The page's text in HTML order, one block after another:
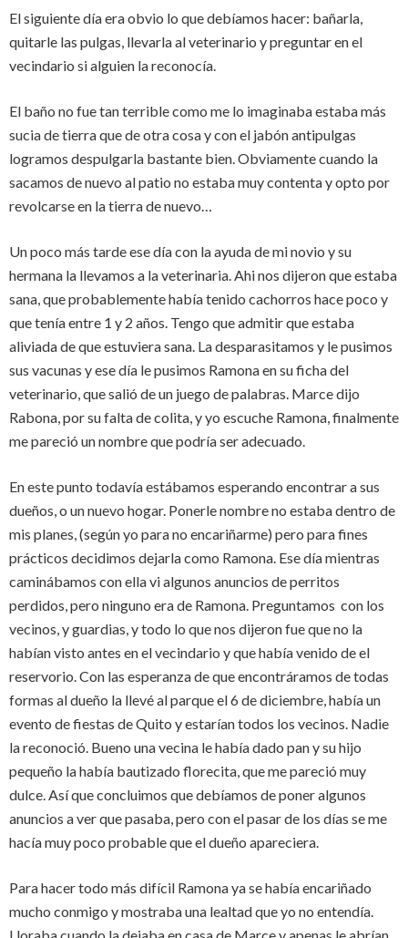
El siguiente día era obvio lo que debíamos hacer: bañarla,
quitarle las pulgas, llevarla al veterinario y preguntar en el
vecindario si alguien la reconocía.
El baño no fue tan terrible como me lo imaginaba estaba más
sucia de tierra que de otra cosa y con el jabón antipulgas
logramos despulgarla bastante bien. Obviamente cuando la
sacamos de nuevo al patio no estaba muy contenta y opto por
revolcarse en la tierra de nuevo…
Un poco más tarde ese día con la ayuda de mi novio y su
hermana la llevamos a la veterinaria. Ahi nos dijeron que estaba
sana, que probablemente había tenido cachorros hace poco y
que tenía entre 1 y 2 años. Tengo que admitir que estaba
aliviada de que estuviera sana. La desparasitamos y le pusimos
sus vacunas y ese día le pusimos Ramona en su ficha del
veterinario, que salió de un juego de palabras. Marce dijo
Rabona, por su falta de colita, y yo escuche Ramona, finalmente
me pareció un nombre que podría ser adecuado.
En este punto todavía estábamos esperando encontrar a sus
dueños, o un nuevo hogar. Ponerle nombre no estaba dentro de
mis planes, (según yo para no encariñarme) pero para fines
prácticos decidimos dejarla como Ramona. Ese día mientras
caminábamos con ella vi algunos anuncios de perritos
perdidos, pero ninguno era de Ramona. Preguntamos con los
vecinos, y guardias, y todo lo que nos dijeron fue que no la
habían visto antes en el vecindario y que había venido de el
reservorio. Con las esperanza de que encontráramos de todas
formas al dueño la llevé al parque el 6 de diciembre, había un
evento de fiestas de Quito y estarían todos los vecinos. Nadie
la reconoció. Bueno una vecina le había dado pan y su hijo
pequeño la había bautizado florecita, que me pareció muy
dulce. Así que concluimos que debíamos de poner algunos
anuncios a ver que pasaba, pero con el pasar de los días se me
hacía muy poco probable que el dueño apareciera.
Para hacer todo más difícil Ramona ya se había encariñado
mucho conmigo y mostraba una lealtad que yo no entendía.